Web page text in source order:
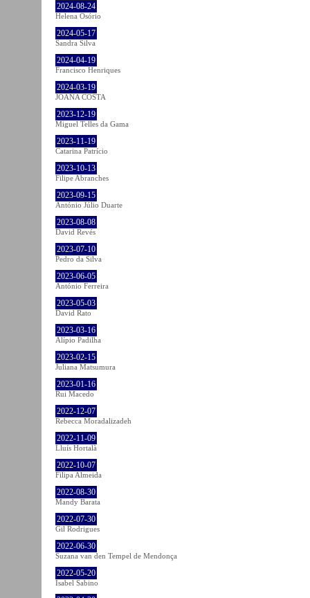
2024-08-24
Helena Osório
2024-05-17
Sandra Silva
2024-04-19
Francisco Henriques
2024-03-19
JOANA COSTA
2023-12-19
Miguel Telles da Gama
2023-11-19
Catarina Patrício
2023-10-13
Filipe Abranches
2023-09-15
António Júlio Duarte
2023-08-08
David Revés
2023-07-10
Pedro da Silva
2023-06-05
António Ferreira
2023-05-03
David Rato
2023-03-16
Alípio Padilha
2023-02-15
Juliana Matsumura
2023-01-16
Rui Macedo
2022-12-07
Rebecca Moradalizadeh
2022-11-09
Lluís Hortalà
2022-10-07
Filipa Almeida
2022-08-30
Mandy Barata
2022-07-30
Gil Rodrigues
2022-06-30
Suzana van den Tempel de Mendonça
2022-05-20
Isabel Sabino